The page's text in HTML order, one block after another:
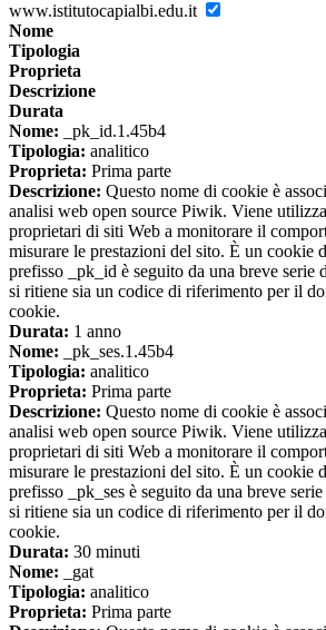
www.istitutocapialbi.edu.it
Nome
Tipologia
Proprieta
Descrizione
Durata
Nome: _pk_id.1.45b4
Tipologia: analitico
Proprieta: Prima parte
Descrizione: Questo nome di cookie è
analisi web open source Piwik. Viene
proprietari di siti Web a monitorare il
misurare le prestazioni del sito. È un cookie
prefisso _pk_id è seguito da una breve serie
si ritiene sia un codice di riferimento per il
cookie.
Durata: 1 anno
Nome: _pk_ses.1.45b4
Tipologia: analitico
Proprieta: Prima parte
Descrizione: Questo nome di cookie è
analisi web open source Piwik. Viene
proprietari di siti Web a monitorare il
misurare le prestazioni del sito. È un cookie
prefisso _pk_ses è seguito da una breve
si ritiene sia un codice di riferimento per il
cookie.
Durata: 30 minuti
Nome: _gat
Tipologia: analitico
Proprieta: Prima parte